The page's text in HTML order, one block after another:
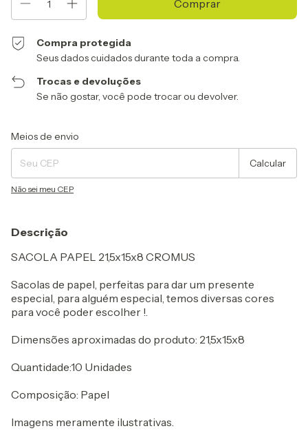
Compra protegida
Seus dados cuidados durante toda a compra.
Trocas e devoluções
Se não gostar, você pode trocar ou devolver.
Entregas para o CEP:
Meios de envio
Calcular
Não sei meu CEP
Descrição
SACOLA PAPEL 21,5x15x8 CROMUS
Sacolas de papel, perfeitas para dar um presente
especial, para alguém especial, temos diversas cores
para você poder escolher !.
Dimensões aproximadas do produto: 21,5x15x8
Quantidade:10 Unidades
Composição: Papel
Imagens meramente ilustrativas.